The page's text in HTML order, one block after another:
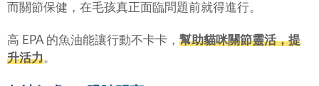
而關節保健，在毛孩真正面臨問題前就得進行。
高 EPA 的魚油能讓行動不卡卡， 幫助貓咪關節靈活，提
升活力。